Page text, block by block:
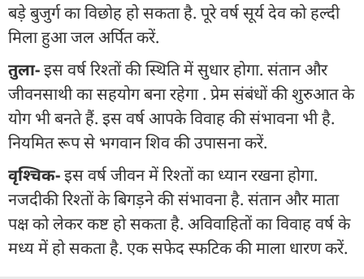
बड़े बुजुर्ग का विछोह हो सकता है. पूरे वर्ष सूर्य देव को हल्दी
मिला हुआ जल अर्पित करें.
तुला-इस वर्ष रिश्तों की स्थिति में सुधार होगा. संतान और
जीवनसाथी का सहयोग बना रहेगा . प्रेम संबंधों की शुरुआत के
योग भी बनते हैं. इस वर्ष आपके विवाह की संभावना भी है.
नियमित रूप से भगवान शिव की उपासना करें.
वृश्चिक-इस वर्ष जीवन में रिश्तों का ध्यान रखना होगा.
नजदीकी रिश्तों के बिगड़ने की संभावना है. संतान और माता
पक्ष को लेकर कष्ट हो सकता है. अविवाहितों का विवाह वर्ष के
मध्य में हो सकता है. एक सफेद स्फटिक की माला धारण करें.